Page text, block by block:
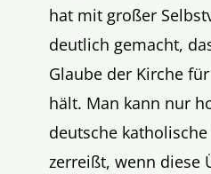
hat mit großer
deutlich gemacht,
Glaube der Kirche
hält. Man kann nur
deutsche
zerreißt, wenn diese